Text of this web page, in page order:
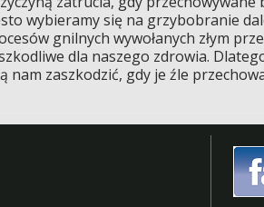
wybieramy się na grzybobranie
gnilnych wywołanych złym
dla naszego zdrowia.
zaszkodzić, gdy je źle